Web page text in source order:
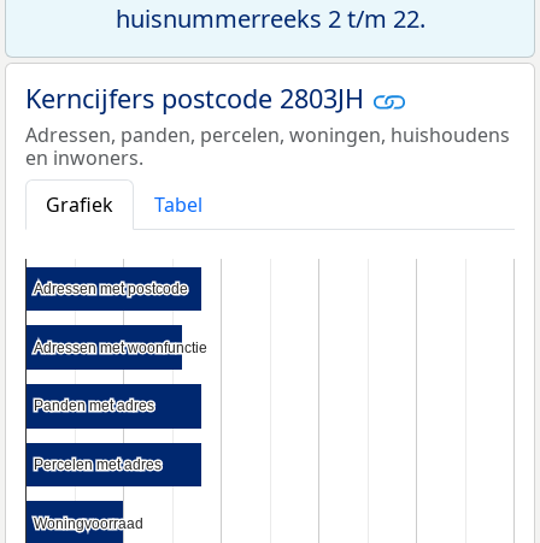
huisnummerreeks 2 t/m 22.
Kerncijfers postcode 2803JH
Adressen, panden, percelen, woningen, huishoudens
en inwoners.
Grafiek
Tabel
Adressen met postcode
Adressen met postcode
Adressen met woonfunctie
Adressen met woonfunctie
Panden met adres
Panden met adres
Percelen met adres
Percelen met adres
Woningvoorraad
Woningvoorraad